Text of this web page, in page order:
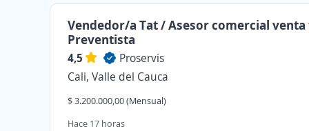
Vendedor/a Tat / Asesor comercial
Preventista
4,5
Proservis
Cali, Valle del Cauca
$ 3.200.000,00 (Mensual)
Hace 17 horas